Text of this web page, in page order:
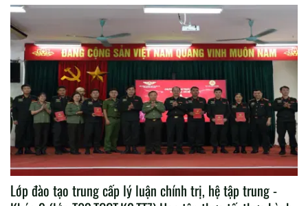
Lớp đào tạo trung cấp lý luận chính trị, hệ tập trung -